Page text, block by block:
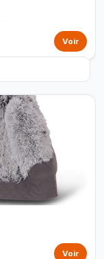
Voir
Voir